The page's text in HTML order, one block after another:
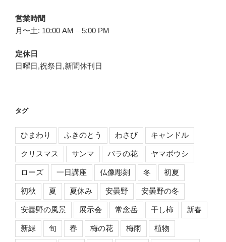
営業時間
月〜土: 10:00 AM – 5:00 PM
定休日
日曜日,祝祭日,新聞休刊日
タグ
ひまわり ふきのとう わさび キャンドル
クリスマス サンマ バラの花 ヤマボウシ
ローズ 一日講座 仏像彫刻 冬 初夏
初秋 夏 夏休み 安曇野 安曇野の冬
安曇野の風景 展示会 常念岳 干し柿 新春
新緑 旬 春 梅の花 梅雨 植物